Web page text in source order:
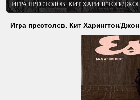
ИГРА ПРЕСТОЛОВ. КИТ ХАРИНГТОН/ДЖОН
Игра престолов. Кит Харингтон/